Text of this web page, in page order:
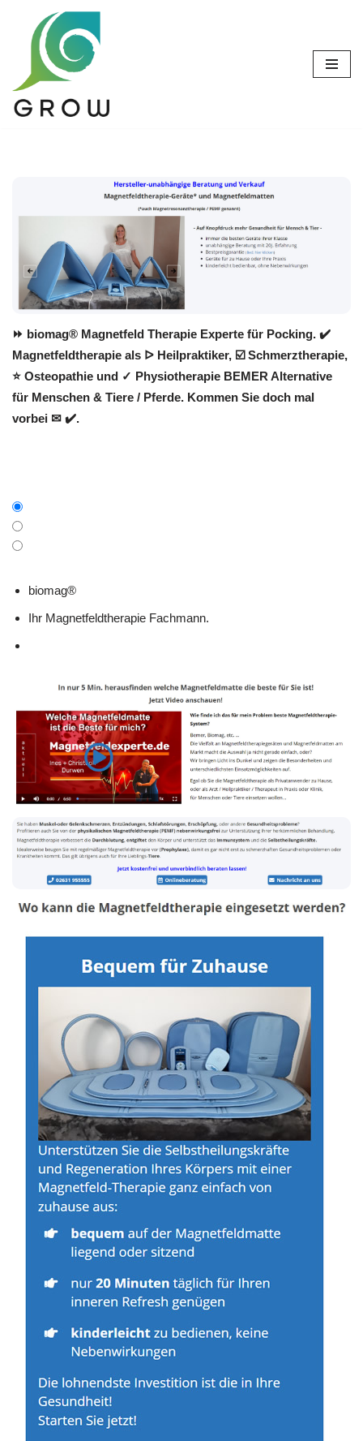
Zum
springen
⏩ biomag® Magnetfeld Therapie Experte für Pocking. ✔️
Magnetfeldtherapie als ᐅ Heilpraktiker, ☑️ Schmerztherapie,
⭐ Osteopathie und ✓ Physiotherapie BEMER Alternative
für Menschen & Tiere / Pferde. Kommen Sie doch mal
vorbei ✉ ✔️.
biomag®
Ihr Magnetfeldtherapie Fachmann.